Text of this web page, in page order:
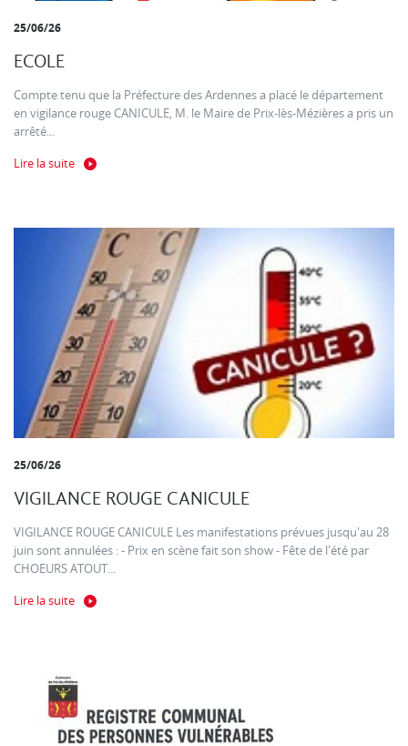
25/06/26
ECOLE
Compte tenu que la Préfecture des Ardennes a placé le département
en vigilance rouge CANICULE, M. le Maire de Prix-lès-Mézières a pris un
arrêté...
Lire la suite
25/06/26
VIGILANCE ROUGE CANICULE
VIGILANCE ROUGE CANICULE Les manifestations prévues jusqu'au 28
juin sont annulées : - Prix en scène fait son show - Fête de l'été par
CHOEURS ATOUT...
Lire la suite